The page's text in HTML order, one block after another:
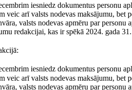
iesniedz dokumentus personu
veic arī valsts nodevas maksājumu, bet
valsts nodevas apmēru par personu
redakcijai, kas ir spēkā 2024. gada
iesniedz dokumentus personu
veic arī valsts nodevas maksājumu, bet
valsts nodevas apmēru par personu